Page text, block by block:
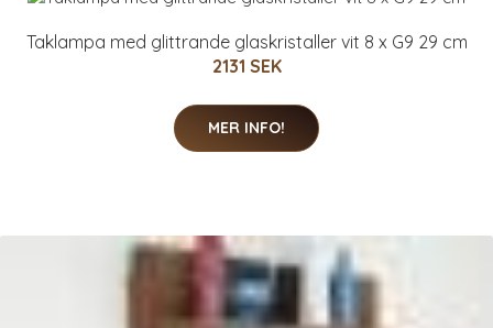
Taklampa med glittrande glaskristaller vit 8 x G9 29 cm
2131 SEK
MER INFO!